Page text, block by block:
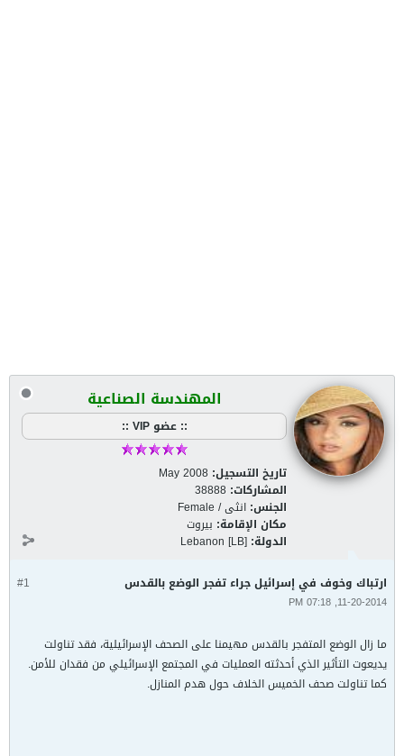
المهندسة الصناعية
:: عضو VIP ::
تاريخ التسجيل: May 2008
المشاركات: 38888
الجنس: انثى / Female
مكان الإقامة: بيروت
الدولة: Lebanon [LB]
#1 ارتباك وخوف في إسرائيل جراء تفجر الوضع بالقدس
11-20-2014, 07:18 PM
ما زال الوضع المتفجر بالقدس مهيمنا على الصحف الإسرائيلية، فقد تناولت
يديعوت التأثير الذي أحدثته العمليات في المجتمع الإسرائيلي من فقدان للأمن.
كما تناولت صحف الخميس الخلاف حول هدم المنازل.